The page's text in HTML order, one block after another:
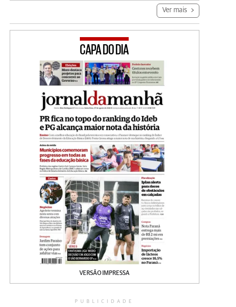
Ver mais
CAPA DO DIA
VERSÃO IMPRESSA
PUBLICIDADE